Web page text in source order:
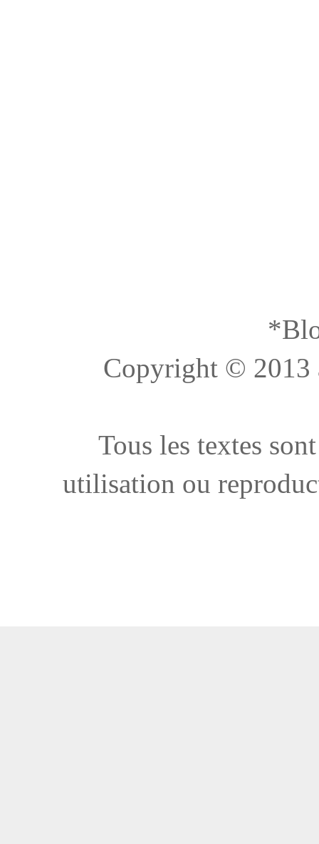
Copyright © 2013
Tous les textes
utilisation ou